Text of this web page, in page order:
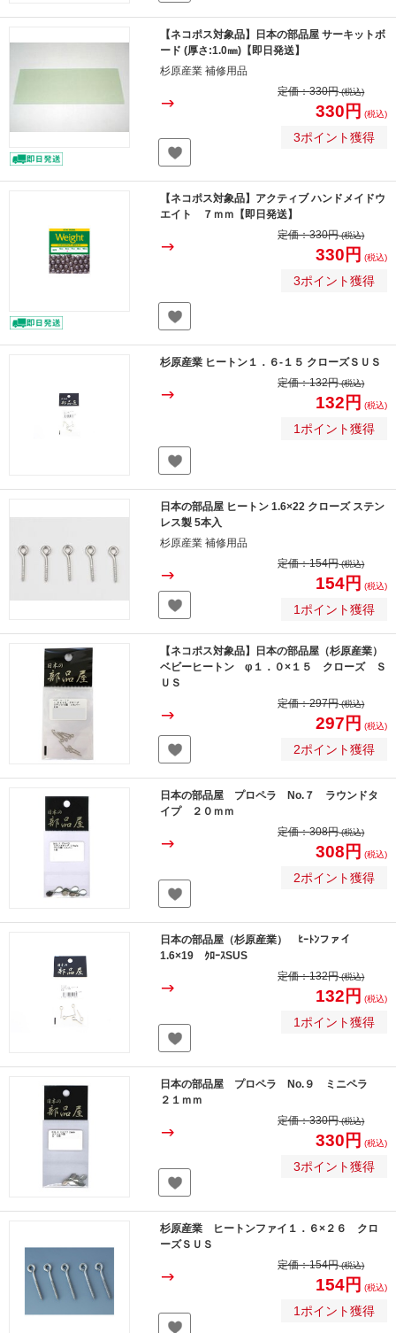
【ネコポス対象品】日本の部品屋 サーキットボ
ード (厚さ:1.0㎜)【即日発送】
杉原産業 補修用品
定価：330円(税込)
330円 (税込)
3ポイント獲得
【ネコポス対象品】アクティブ ハンドメイドウ
エイト ７ｍｍ【即日発送】
定価：330円(税込)
330円 (税込)
3ポイント獲得
杉原産業 ヒートン１．６-１５ クローズＳＵＳ
定価：132円(税込)
132円 (税込)
1ポイント獲得
日本の部品屋 ヒートン 1.6×22 クローズ ステン
レス製 5本入
杉原産業 補修用品
定価：154円(税込)
154円 (税込)
1ポイント獲得
【ネコポス対象品】日本の部品屋（杉原産業）
ベビーヒートン φ１．０×１５ クローズ Ｓ
ＵＳ
定価：297円(税込)
297円 (税込)
2ポイント獲得
日本の部品屋 プロペラ No.７ ラウンドタ
イプ ２０ｍｍ
定価：308円(税込)
308円 (税込)
2ポイント獲得
日本の部品屋（杉原産業） ﾋｰﾄﾝファイ
1.6×19 ｸﾛｰｽSUS
定価：132円(税込)
132円 (税込)
1ポイント獲得
日本の部品屋 プロペラ No.９ ミニペラ
２１ｍｍ
定価：330円(税込)
330円 (税込)
3ポイント獲得
杉原産業 ヒートンファイ１．６×２６ クロ
ーズＳＵＳ
定価：154円(税込)
154円 (税込)
1ポイント獲得